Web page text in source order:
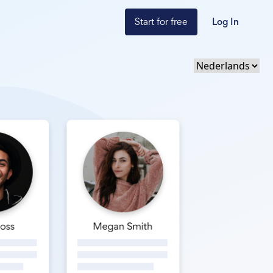
Start for free Log In